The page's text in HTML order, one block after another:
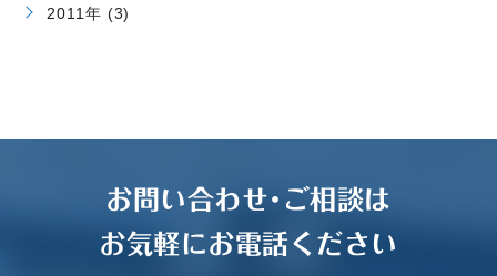
2011年 (3)
お問い合わせ･ご相談は
お気軽にお電話ください